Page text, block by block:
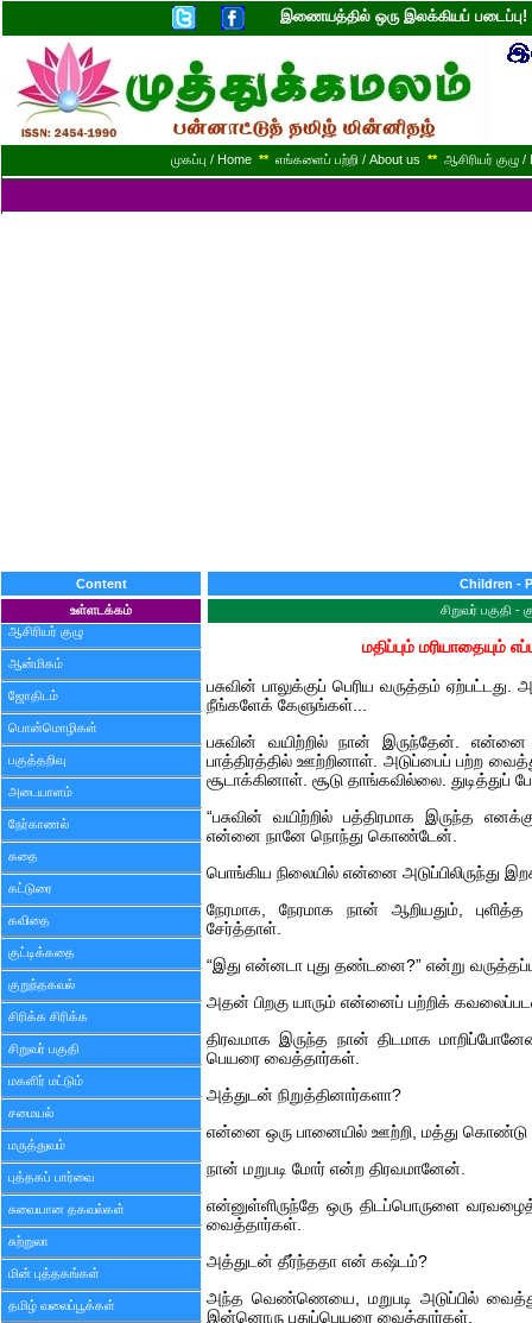
இணையத்தில் ஒரு இலக்கியப்
முகப்பு / Home ** எங்களைப் பற்றி / About us ** ஆசிரியர் குழு
Content
உள்ளடக்கம்
ஆசிரியர் குழு
ஆன்மிகம்
ஜோதிடம்
பொன்மொழிகள்
பகுத்தறிவு
அடையாளம்
நேர்காணல்
கதை
கட்டுரை
கவிதை
குட்டிக்கதை
குறுந்தகவல்
சிரிக்க சிரிக்க
சிறுவர் பகுதி
மகளிர் மட்டும்
சமையல்
மருத்துவம்
புத்தகப் பார்வை
சுவையான தகவல்கள்
சுற்றுலா
மின் புத்தகங்கள்
தமிழ் வலைப்பூக்கள்
Children -
சிறுவர் பகுதி -
மதிப்பும் மரியாதையும்
பசுவின் பாலுக்குப் பெரிய வருத்தம்
நீங்களேக் கேளுங்கள்...
பசுவின் வயிற்றில் நான் இருந்தேன். என்னை
பாத்திரத்தில் ஊற்றினாள். அடுப்பைப் பற்ற
சூடாக்கினாள். சூடு தாங்கவில்லை. துடித்துப்
“பசுவின் வயிற்றில் பத்திரமாக இருந்த
என்னை நானே நொந்து கொண்டேன்.
பொங்கிய நிலையில் என்னை அடுப்பிலிருந்து
நேரமாக, நேரமாக நான் ஆறியதும்,
சேர்த்தாள்.
“இது என்னடா புது தண்டனை?” என்று
அதன் பிறகு யாரும் என்னைப் பற்றிக்
திரவமாக இருந்த நான் திடமாக
பெயரை வைத்தார்கள்.
அத்துடன் நிறுத்தினார்களா?
என்னை ஒரு பானையில் ஊற்றி, மத்து கொண்டு
நான் மறுபடி மோர் என்ற திரவமானேன்.
என்னுள்ளிருந்தே ஒரு திடப்பொருளை
வைத்தார்கள்.
அத்துடன் தீர்ந்ததா என் கஷ்டம்?
அந்த வெண்ணெயை, மறுபடி அடுப்பில்
இன்னொரு புதுப்பெயரை வைத்தார்கள்.